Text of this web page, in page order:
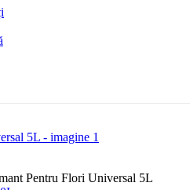
Pentru Flori Universal 5L